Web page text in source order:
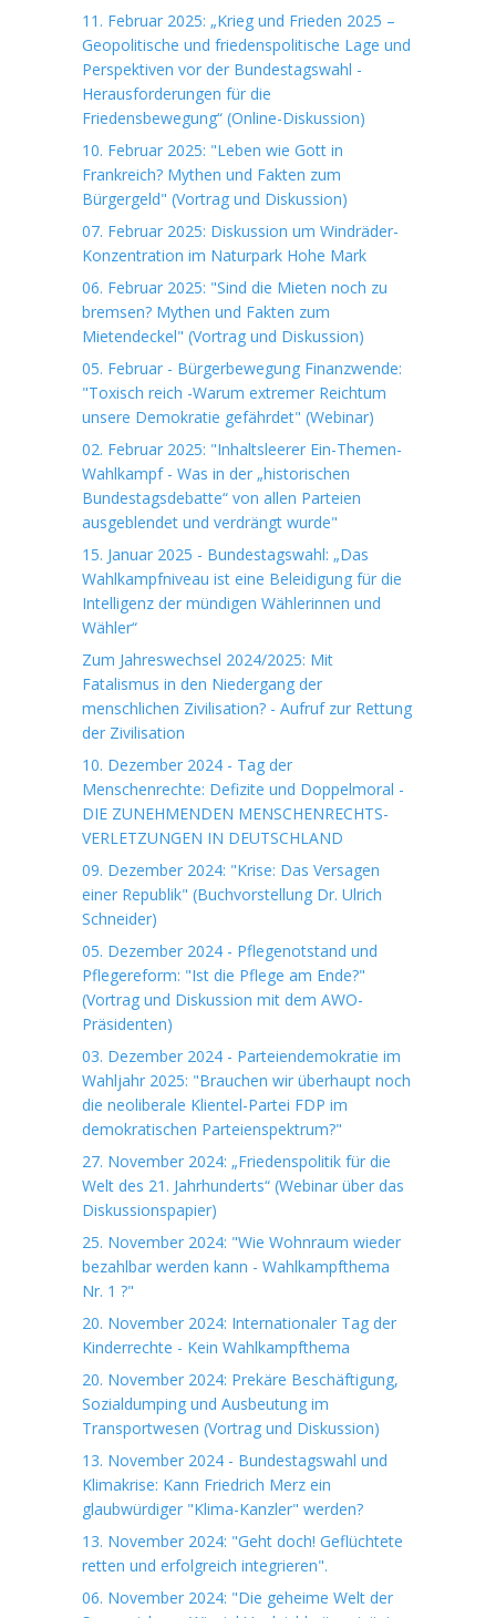
11. Februar 2025: „Krieg und Frieden 2025 –
Geopolitische und friedenspolitische Lage und
Perspektiven vor der Bundestagswahl -
Herausforderungen für die
Friedensbewegung“ (Online-Diskussion)
10. Februar 2025: "Leben wie Gott in
Frankreich? Mythen und Fakten zum
Bürgergeld" (Vortrag und Diskussion)
07. Februar 2025: Diskussion um Windräder-
Konzentration im Naturpark Hohe Mark
06. Februar 2025: "Sind die Mieten noch zu
bremsen? Mythen und Fakten zum
Mietendeckel" (Vortrag und Diskussion)
05. Februar - Bürgerbewegung Finanzwende:
"Toxisch reich -Warum extremer Reichtum
unsere Demokratie gefährdet" (Webinar)
02. Februar 2025: "Inhaltsleerer Ein-Themen-
Wahlkampf - Was in der „historischen
Bundestagsdebatte“ von allen Parteien
ausgeblendet und verdrängt wurde"
15. Januar 2025 - Bundestagswahl: „Das
Wahlkampfniveau ist eine Beleidigung für die
Intelligenz der mündigen Wählerinnen und
Wähler“
Zum Jahreswechsel 2024/2025: Mit
Fatalismus in den Niedergang der
menschlichen Zivilisation? - Aufruf zur Rettung
der Zivilisation
10. Dezember 2024 - Tag der
Menschenrechte: Defizite und Doppelmoral -
DIE ZUNEHMENDEN MENSCHENRECHTS-
VERLETZUNGEN IN DEUTSCHLAND
09. Dezember 2024: "Krise: Das Versagen
einer Republik" (Buchvorstellung Dr. Ulrich
Schneider)
05. Dezember 2024 - Pflegenotstand und
Pflegereform: "Ist die Pflege am Ende?"
(Vortrag und Diskussion mit dem AWO-
Präsidenten)
03. Dezember 2024 - Parteiendemokratie im
Wahljahr 2025: "Brauchen wir überhaupt noch
die neoliberale Klientel-Partei FDP im
demokratischen Parteienspektrum?"
27. November 2024: „Friedenspolitik für die
Welt des 21. Jahrhunderts“ (Webinar über das
Diskussionspapier)
25. November 2024: "Wie Wohnraum wieder
bezahlbar werden kann - Wahlkampfthema
Nr. 1 ?"
20. November 2024: Internationaler Tag der
Kinderrechte - Kein Wahlkampfthema
20. November 2024: Prekäre Beschäftigung,
Sozialdumping und Ausbeutung im
Transportwesen (Vortrag und Diskussion)
13. November 2024 - Bundestagswahl und
Klimakrise: Kann Friedrich Merz ein
glaubwürdiger "Klima-Kanzler" werden?
13. November 2024: "Geht doch! Geflüchtete
retten und erfolgreich integrieren".
06. November 2024: "Die geheime Welt der